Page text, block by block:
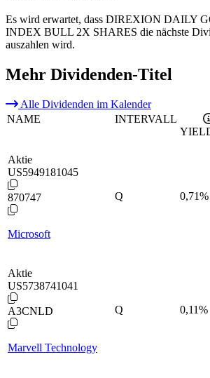
Es wird erwartet, dass DIREXION DAILY
INDEX BULL 2X SHARES die nächste
auszahlen wird.
Mehr Dividenden-Titel
Alle Dividenden im Kalender
NAME
INTERVALL
Aktie
US5949181045
870747
Microsoft
Q 0,71%
Aktie
US5738741041
A3CNLD
Marvell Technology
Q 0,11%